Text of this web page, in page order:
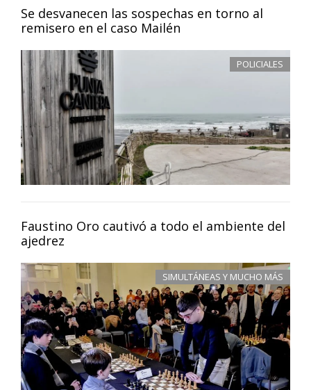
Se desvanecen las sospechas en torno al
remisero en el caso Mailén
POLICIALES
Faustino Oro cautivó a todo el ambiente del
ajedrez
SIMULTÁNEAS Y MUCHO MÁS